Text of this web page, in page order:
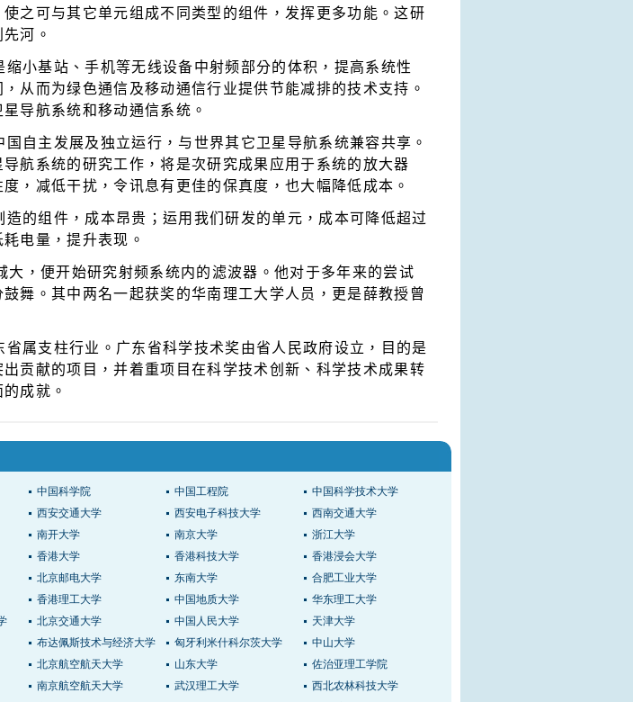
之可与其它单元组成不同类型的组件，发挥更多功能。这研
河。
缩小基站、手机等无线设备中射频部分的体积，提高系统性
从而为绿色通信及移动通信行业提供节能减排的技术支持。
导航系统和移动通信系统。
自主发展及独立运行，与世界其它卫星导航系统兼容共享。
航系统的研究工作，将是次研究成果应用于系统的放大器
度，减低干扰，令讯息有更佳的保真度，也大幅降低成本。
造的组件，成本昂贵；运用我们研发的单元，成本可降低超过
电量，提升表现。
大，便开始研究射频系统内的滤波器。他对于多年来的尝试
舞。其中两名一起获奖的华南理工大学人员，更是薛教授曾
省属支柱行业。广东省科学技术奖由省人民政府设立，目的是
贡献的项目，并着重项目在科学技术创新、科学技术成果转
成就。
中国科学院 中国工程院
中国科学技术大学
西安交通大学 西安电子科技大学
西南交通大学
南开大学 南京大学
浙江大学
香港大学 香港科技大学
香港浸会大学
北京邮电大学 东南大学
合肥工业大学
香港理工大学 中国地质大学
华东理工大学
北京交通大学 中国人民大学
天津大学
布达佩斯技术与经济大学 匈牙利米什科尔茨大学
中山大学
北京航空航天大学 山东大学
佐治亚理工学院
南京航空航天大学 武汉理工大学
西北农林科技大学